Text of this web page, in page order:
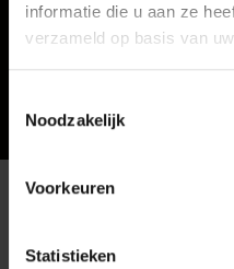
informatie die u aan ze
verzameld op basis van
Noodzakelijk
Voorkeuren
Statistieken
Auto onderhoud
Over Autobedrijf